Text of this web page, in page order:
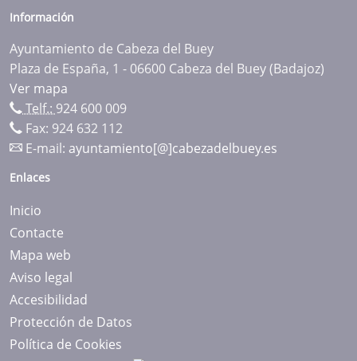
Información
Ayuntamiento de Cabeza del Buey
Plaza de España, 1 - 06600 Cabeza del Buey (Badajoz)
Ver mapa
Telf.: 924 600 009
Fax: 924 632 112
E-mail: ayuntamiento[@]cabezadelbuey.es
Enlaces
Inicio
Contacte
Mapa web
Aviso legal
Accesibilidad
Protección de Datos
Política de Cookies